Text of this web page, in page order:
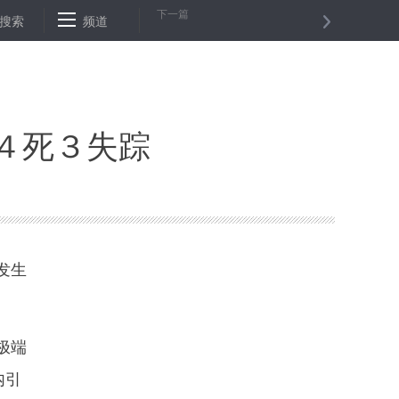
人民币市场汇价（１２月１２日) 人民币对美元汇率中间价跌
搜索 频道 下一篇
死３失踪
生
端